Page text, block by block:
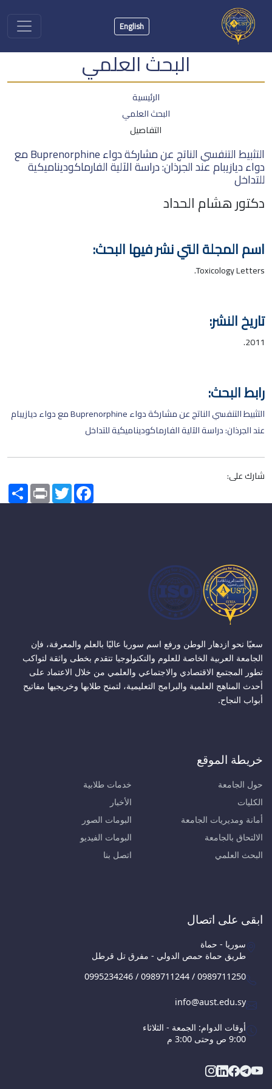
English
البحث العلمي
الرئيسية
البحث العلمي
التفاصيل
التثبيط التنفسي الناتج عن مشاركة دواء Buprenorphine مع
دواء ديازيبام عند الجرذان: دراسة الآلية الفارماكوديناميكية
للتداخل
دكتور هشام الحداد
اسم المجلة التي نشر فيها البحث:
Toxicology Letters.
تاريخ النشر:
2011.
رابط البحث:
التثبيط التنفسي الناتج عن مشاركة دواء Buprenorphine مع دواء ديازيبام
عند الجرذان: دراسة الآلية الفارماكوديناميكية للتداخل
شارك على:
Share PrintTwitterFacebook
سعيًا نحو ازدهار الوطن ورفع اسم سوريا عاليًا بالعلم والمعرفة، فإن
الجامعة العربية الخاصة للعلوم والتكنولوجيا تتقدم بخطى واثقة لتواكب
تطور المجتمع الاقتصادي والاجتماعي والعلمي من خلال الاعتماد على
أحدث المناهج العلمية والبرامج التعليمية، لتمنح طلابها وخريجيها مفاتيح
أبواب النجاح.
خريطة الموقع
حول الجامعة
الكليات
أمانة ومديريات الجامعة
الالتحاق بالجامعة
البحث العلمي
خدمات طلابية
الأخبار
البومات الصور
البومات الفيديو
اتصل بنا
ابقى على اتصال
سوريا - حماة
طريق حماة حمص الدولي - مفرق تل قرطل
0995234246 / 0989711244 / 0989711250
info@aust.edu.sy
أوقات الدوام: الجمعة - الثلاثاء
9:00 ص وحتى 3:00 م